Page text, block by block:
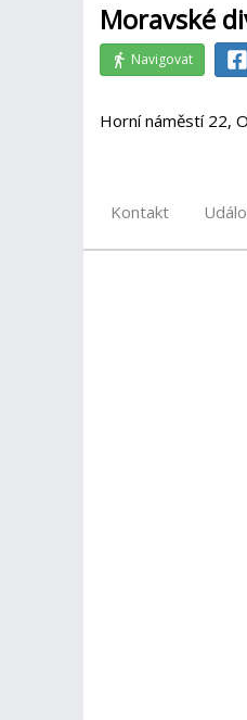
Moravské
Navigovat
Horní náměstí 22,
Kontakt